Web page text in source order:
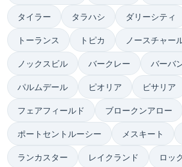
タイラー タラハシ ダリーシティ
トーランス トピカ ノースチャー
ノックスビル バークレー バーバ
パルムデール ピオリア ビサリア
フェアフィールド ブロークンアロー
ポートセントルーシー メスキート
ランカスター レイクランド ロッ